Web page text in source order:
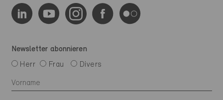
Newsletter abonnieren
Herr
Frau Divers